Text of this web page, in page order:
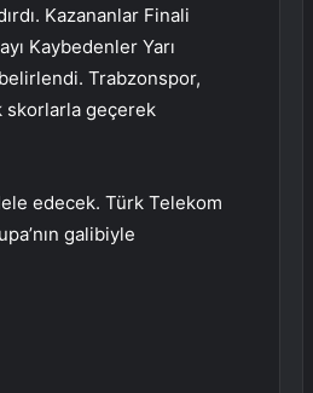
Kazananlar Finali
Kaybedenler Yarı
Trabzonspor,
skorlarla geçerek
edecek. Türk Telekom
galibiyle